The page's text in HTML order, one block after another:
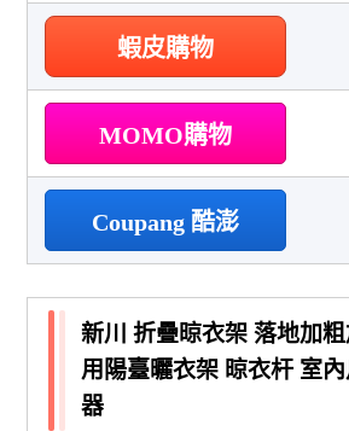
蝦皮購物
MOMO購物
Coupang 酷澎
新川 折疊晾衣架 落地加
用陽臺曬衣架 晾衣杆 室
器